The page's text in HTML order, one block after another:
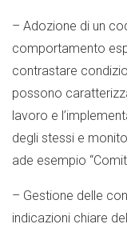
– Adozione di un
comportamento
contrastare
possono
lavoro e
degli stessi e
ade esempio
– Gestione delle
indicazioni chiare